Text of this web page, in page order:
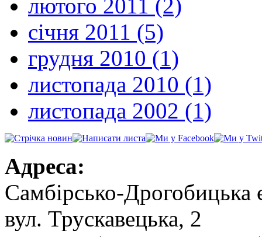
лютого 2011 (2)
січня 2011 (5)
грудня 2010 (1)
листопада 2010 (1)
листопада 2002 (1)
Адреса:
Самбірсько-Дрогобицька
вул. Трускавецька, 2